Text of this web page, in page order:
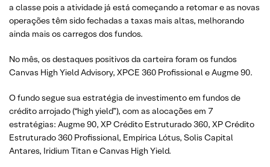
a classe pois a atividade já está começando a retomar e as novas
operações têm sido fechadas a taxas mais altas, melhorando
ainda mais os carregos dos fundos.
No mês, os destaques positivos da carteira foram os fundos
Canvas High Yield Advisory, XPCE 360 Profissional e Augme 90.
O fundo segue sua estratégia de investimento em fundos de
crédito arrojado (“high yield”), com as alocações em 7
estratégias: Augme 90, XP Crédito Estruturado 360, XP Crédito
Estruturado 360 Profissional, Empírica Lótus, Solis Capital
Antares, Iridium Titan e Canvas High Yield.